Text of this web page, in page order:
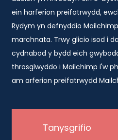
ein harferion preifatrwydd,
Rydym yn defnyddio
marchnata. Trwy glicio isod i
cydnabod y bydd eich
throsglwyddo i Mailchimp i'w
am arferion preifatrwydd